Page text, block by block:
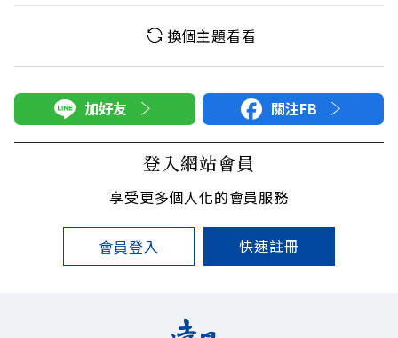
換個主題看看
加好友 關注FB
登入網站會員
享受更多個人化的會員服務
會員登入 快速註冊